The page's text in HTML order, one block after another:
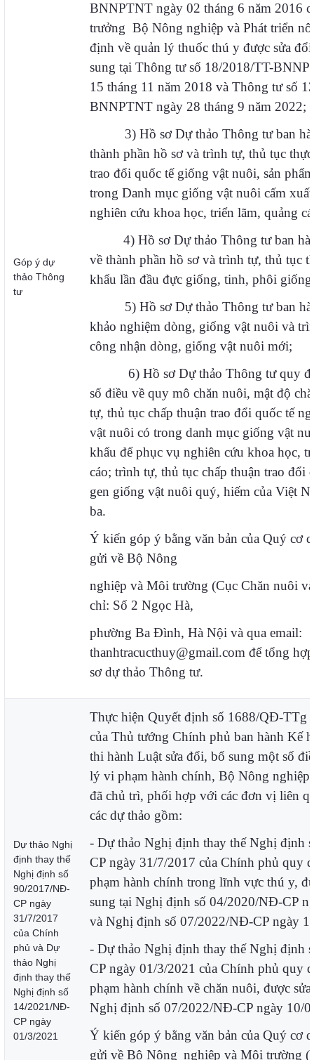
Góp ý dự
thảo Thông
tư
BNNPTNT ngày 02 tháng 6 năm 2016
trưởng Bộ Nông nghiệp và Phát triển
định về quản lý thuốc thú y được sửa
sung tại Thông tư số 18/2018/TT-
15 tháng 11 năm 2018 và Thông tư số
BNNPTNT ngày 28 tháng 9 năm 2022;
3) Hồ sơ Dự thảo Thông tư ban
thành phần hồ sơ và trình tự, thủ tục
trao đổi quốc tế giống vật nuôi, sản
trong Danh mục giống vật nuôi cấm
nghiên cứu khoa học, triển lãm, quảng
4) Hồ sơ Dự thảo Thông tư ban
về thành phần hồ sơ và trình tự, thủ tục
khẩu lần đầu đực giống, tinh, phôi giống
5) Hồ sơ Dự thảo Thông tư ban
khảo nghiệm dòng, giống vật nuôi và
công nhận dòng, giống vật nuôi mới;
6) Hồ sơ Dự thảo Thông tư quy
số điều về quy mô chăn nuôi, mật độ
tự, thủ tục chấp thuận trao đổi quốc tế
vật nuôi có trong danh mục giống vật
khẩu để phục vụ nghiên cứu khoa học,
cáo; trình tự, thủ tục chấp thuận trao đổi
gen giống vật nuôi quý, hiếm của Việt
ba.
Ý kiến góp ý bằng văn bản của Quý cơ
gửi về Bộ Nông
nghiệp và Môi trường (Cục Chăn nuôi
chỉ: Số 2 Ngọc Hà,
phường Ba Đình, Hà Nội và qua email:
thanhtracucthuy@gmail.com để tổng
sơ dự thảo Thông tư.
Dự thảo Nghị
định thay thế
Nghị định số
90/2017/NĐ-
CP ngày
31/7/2017
của Chính
phủ và Dự
thảo Nghị
định thay thế
Nghị định số
14/2021/NĐ-
CP ngày
01/3/2021
Thực hiện Quyết định số 1688/QĐ-TTg
của Thủ tướng Chính phủ ban hành Kế
thi hành Luật sửa đổi, bổ sung một số
lý vi phạm hành chính, Bộ Nông
đã chủ trì, phối hợp với các đơn vị liên
các dự thảo gồm:
- Dự thảo Nghị định thay thế Nghị định
CP ngày 31/7/2017 của Chính phủ quy
phạm hành chính trong lĩnh vực thú y,
sung tại Nghị định số 04/2020/NĐ-CP
và Nghị định số 07/2022/NĐ-CP ngày
- Dự thảo Nghị định thay thế Nghị định
CP ngày 01/3/2021 của Chính phủ quy
phạm hành chính về chăn nuôi, được
Nghị định số 07/2022/NĐ-CP ngày 10/
Ý kiến góp ý bằng văn bản của Quý cơ
gửi về Bộ Nông nghiệp và Môi trường